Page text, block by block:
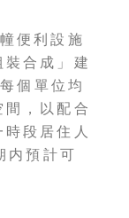
便利設施
合成」建
個單位均
，以配合
段居住人
内預計可